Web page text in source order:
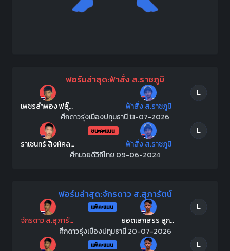
ฟอร์มล่าสุด:ฟ้าสั่ง ส.ราชภูมิ
L
เพชรลำพอง ฟลุ๊คคลองสาม
ฟ้าสั่ง ส.ราชภูมิ
ศึกดาวรุ่งเมืองปทุมธานี 13-07-2026
ชนะคะแนน
L
ราเชนทร์ สิงห์คลองสี่
ฟ้าสั่ง ส.ราชภูมิ
ศึกมวยดีวิถีไทย 09-06-2024
ฟอร์มล่าสุด:จักรดาว ส.สุภารัตน์
แพ้คะแนน
L
จักรดาว ส.สุภารัตน์
ยอดเสกสรร ลูกนเรศวร
ศึกดาวรุ่งเมืองปทุมธานี 20-07-2026
แพ้คะแนน
L